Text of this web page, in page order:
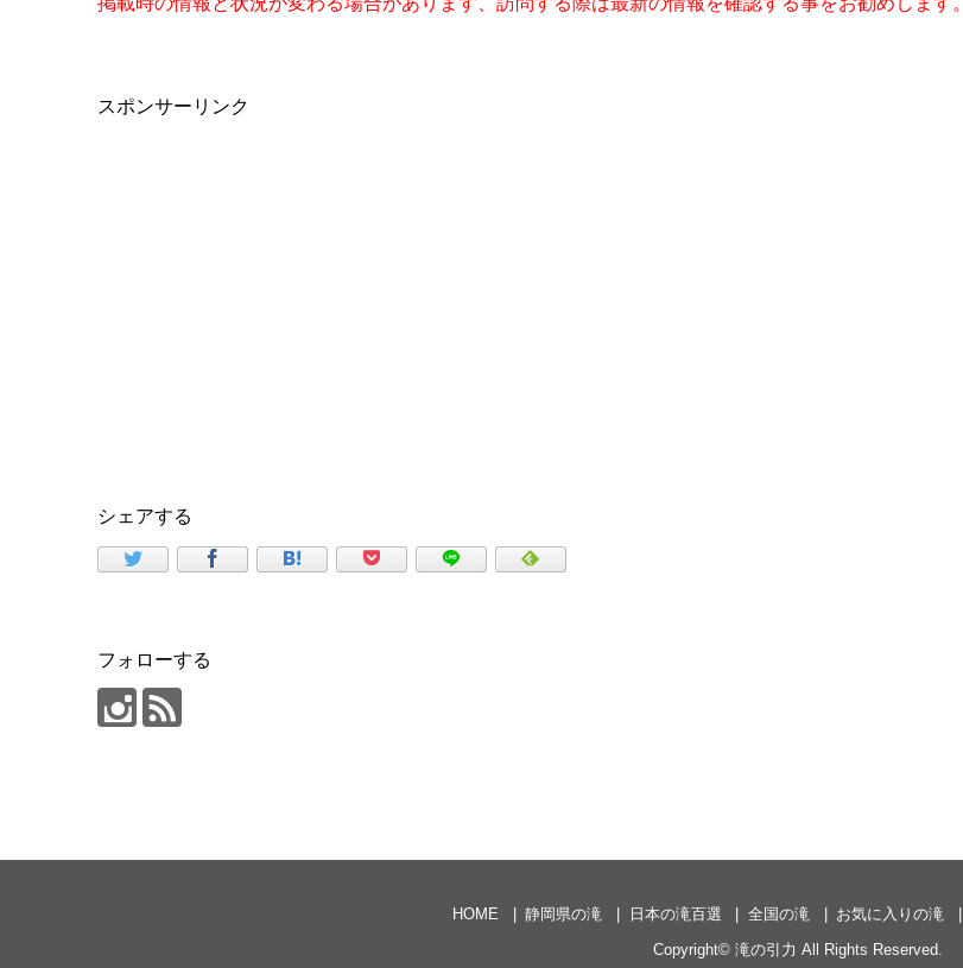
スポンサーリンク
シェアする
フォローする
HOME 静岡県の滝 日本の滝百選 全国の滝 お気に入りの滝
Copyright© 滝の引力 All Rights Reserved.